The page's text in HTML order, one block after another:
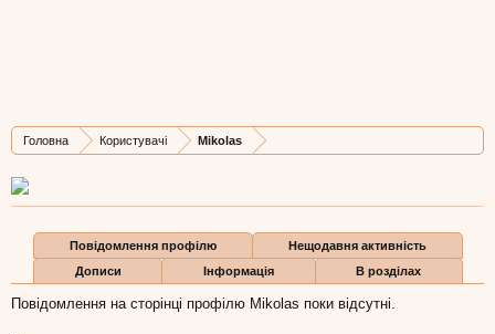
Головна Користувачі Mikolas
Дописів
0
Карма Бали
0
Повідомлення профілю
Нещодавня активність
Дописи
Інформація В розділах
Повідомлення на сторінці профілю Mikolas поки відсутні.